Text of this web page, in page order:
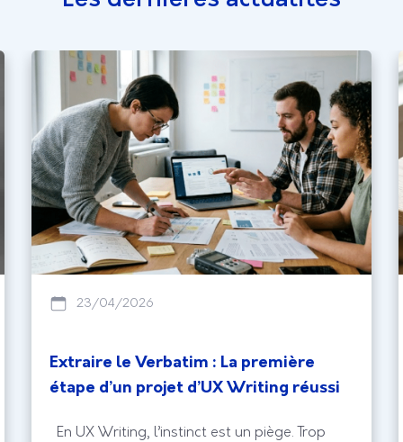
23/04/2026
Extraire le Verbatim : La première
étape d’un projet d’UX Writing réussi
En UX Writing, l’instinct est un piège. Trop